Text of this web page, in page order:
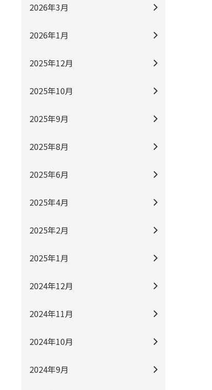
2026年3月
2026年1月
2025年12月
2025年10月
2025年9月
2025年8月
2025年6月
2025年4月
2025年2月
2025年1月
2024年12月
2024年11月
2024年10月
2024年9月